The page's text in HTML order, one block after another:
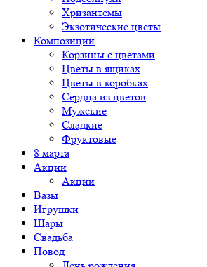
Хризантемы
Экзотические цветы
Композиции
Корзины с цветами
Цветы в ящиках
Цветы в коробках
Сердца из цветов
Мужские
Сладкие
Фруктовые
8 марта
Акции
Акции
Вазы
Игрушки
Шары
Свадьба
Повод